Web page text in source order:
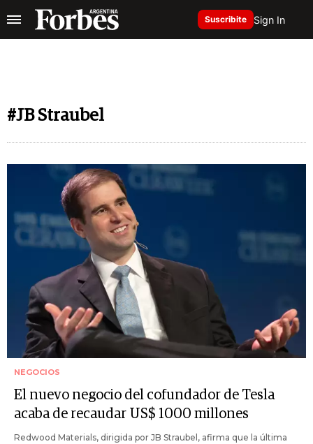
Suscribite Sign In
#JB Straubel
NEGOCIOS
El nuevo negocio del cofundador de Tesla
acaba de recaudar US$ 1000 millones
Redwood Materials, dirigida por JB Straubel, afirma que la última